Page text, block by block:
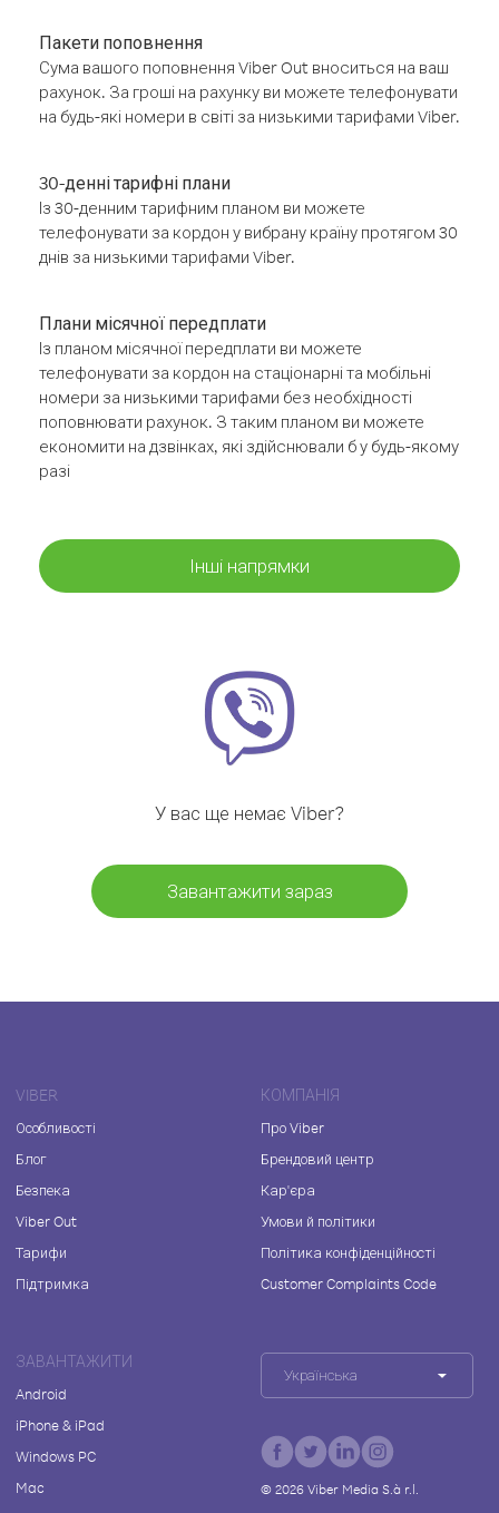
Пакети поповнення
Сума вашого поповнення Viber Out вноситься на ваш
рахунок. За гроші на рахунку ви можете телефонувати
на будь-які номери в світі за низькими тарифами Viber.
30-денні тарифні плани
Із 30-денним тарифним планом ви можете
телефонувати за кордон у вибрану країну протягом 30
днів за низькими тарифами Viber.
Плани місячної передплати
Із планом місячної передплати ви можете
телефонувати за кордон на стаціонарні та мобільні
номери за низькими тарифами без необхідності
поповнювати рахунок. З таким планом ви можете
економити на дзвінках, які здійснювали б у будь-якому
разі
Інші напрямки
У вас ще немає Viber?
Завантажити зараз
VIBER
Особливості
Блог
Безпека
Viber Out
Тарифи
Підтримка
КОМПАНІЯ
Про Viber
Брендовий центр
Кар'єра
Умови й політики
Політика конфіденційності
Customer Complaints Code
ЗАВАНТАЖИТИ
Android
iPhone & iPad
Windows PC
Mac
Українська
© 2026Viber Media S.à r.l.